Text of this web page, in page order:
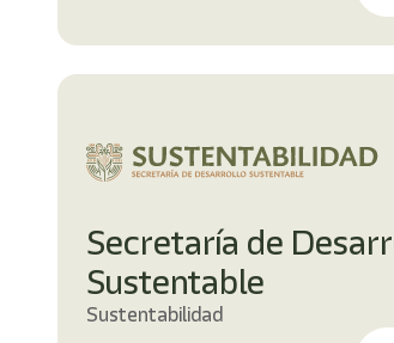
Secretaría de
Sustentable
Sustentabilidad